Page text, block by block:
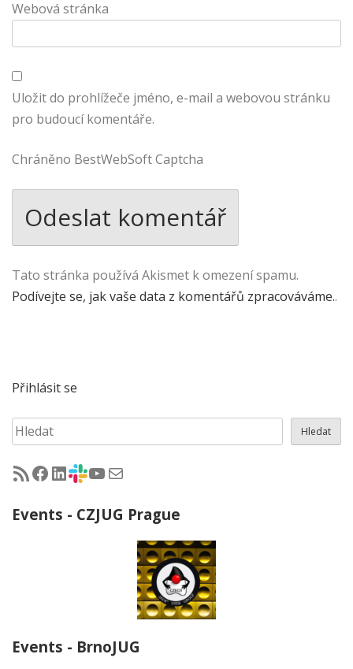
Webová stránka
Uložit do prohlížeče jméno, e-mail a webovou stránku
pro budoucí komentáře.
Chráněno BestWebSoft Captcha
Tato stránka používá Akismet k omezení spamu.
Podívejte se, jak vaše data z komentářů zpracováváme..
Přihlásit se
Hledat Hledat
RSS - články na jug.cz
Facebook skupina Czech Java User Group
LinkedIn skupina Czech Java User Group
CZJUG Slack fórum
CZJUG YouTube kanálCZJUG email
Events - CZJUG Prague
Events - BrnoJUG